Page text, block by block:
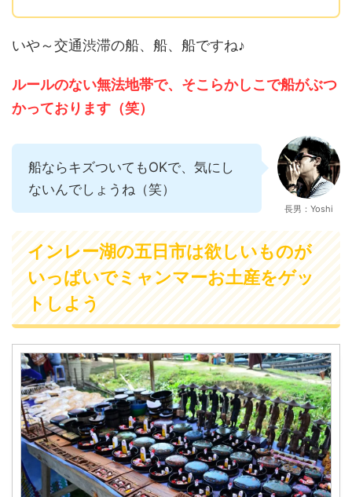
いや～交通渋滞の船、船、船ですね♪
ルールのない無法地帯で、そこらかしこで船がぶつ
かっております（笑）
船ならキズついてもOKで、気にし
ないんでしょうね（笑）
長男：Yoshi
インレー湖の五日市は欲しいものが
いっぱいでミャンマーお土産をゲッ
トしよう